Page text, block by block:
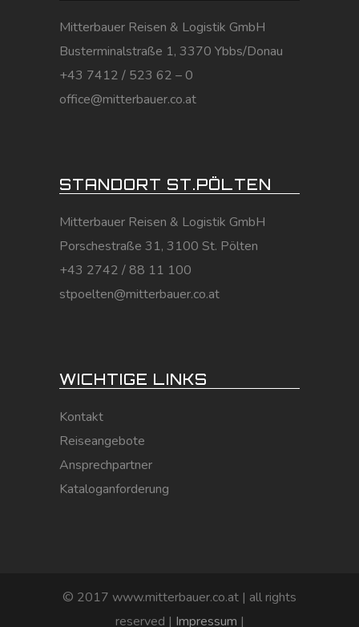
Mitterbauer Reisen & Logistik GmbH
Busterminalstraße 1, 3370 Ybbs/Donau
+43 7412 / 523 62 – 0
office@mitterbauer.co.at
STANDORT ST.PÖLTEN
Mitterbauer Reisen & Logistik GmbH
Porschestraße 31, 3100 St. Pölten
+43 2742 / 88 11 100
stpoelten@mitterbauer.co.at
WICHTIGE LINKS
Kontakt
Reiseangebote
Ansprechpartner
Kataloganforderung
© 2017 www.mitterbauer.co.at | all rights
reserved | Impressum |